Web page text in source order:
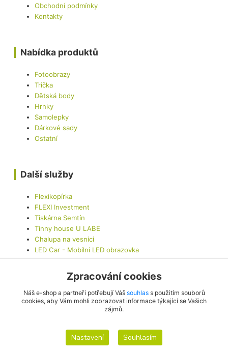
Obchodní podmínky
Kontakty
Nabídka produktů
Fotoobrazy
Trička
Dětská body
Hrnky
Samolepky
Dárkové sady
Ostatní
Další služby
Flexikopírka
FLEXI Investment
Tiskárna Semtín
Tinny house U LABE
Chalupa na vesnici
LED Car - Mobilní LED obrazovka
Zpracování cookies
Náš e-shop a partneři potřebují Váš souhlass použitím souborů
cookies, aby Vám mohli zobrazovat informace týkající se Vašich
zájmů.
Nastavení Souhlasím